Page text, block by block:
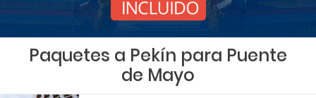
Paquetes a Pekín para Puente
de Mayo